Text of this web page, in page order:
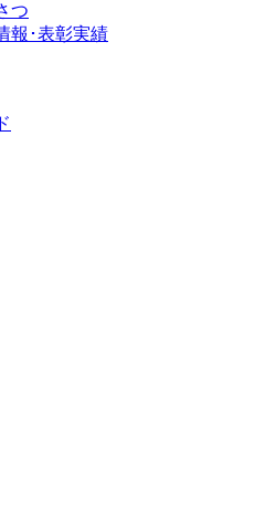
つ
報･表彰実績